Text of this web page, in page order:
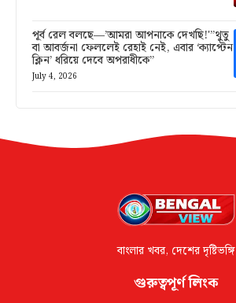
পূর্ব রেল বলছে—’আমরা আপনাকে দেখছি!'”থুতু
বা আবর্জনা ফেললেই রেহাই নেই, এবার ‘ক্যাপ্টেন
ক্লিন’ ধরিয়ে দেবে অপরাধীকে”
July 4, 2026
বাংলার খবর, দেশের দৃষ্টিভঙ্গি
গুরুত্বপূর্ণ লিংক